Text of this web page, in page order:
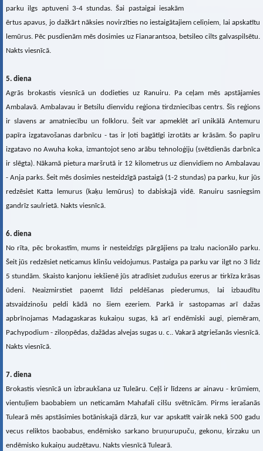
parku ilgs aptuveni 3-4 stundas. Šai pastaigai iesakām
ērtus apavus, jo dažkārt nāksies novirzīties no iestaigātajiem celiņiem, lai apskatītu
lemūrus. Pēc pusdienām mēs dosimies uz Fianarantsoa, betsileo cilts galvaspilsētu.
Nakts viesnīcā.
5. diena
Agrās brokastis viesnīcā un dodieties uz Ranuiru. Pa ceļam mēs apstājamies
Ambalavā. Ambalavau ir Betsilu dienvidu reģiona tirdzniecības centrs. Šis reģions
ir slavens ar amatniecību un folkloru. Šeit var apmeklēt arī unikālā Antemuru
papīra izgatavošanas darbnīcu - tas ir ļoti bagātīgi izrotāts ar krāsām. Šo papīru
izgatavo no Awuha koka, izmantojot seno arābu tehnoloģiju (svētdienās darbnīca
ir slēgta). Nākamā pietura maršrutā ir 12 kilometrus uz dienvidiem no Ambalavau
- Anja parks. Šeit mēs dosimies nesteidzīgā pastaigā (1-2 stundas) pa parku, kur jūs
redzēsiet Katta lemurus (kaķu lemūrus) to dabiskajā vidē. Ranuiru sasniegsim
gandrīz saulrietā. Nakts viesnīcā.
6. diena
No rīta, pēc brokastīm, mums ir nesteidzīgs pārgājiens pa Izalu nacionālo parku.
Šeit jūs redzēsiet neticamus klinšu veidojumus. Pastaiga pa parku var ilgt no 3 līdz
5 stundām. Skaisto kanjonu iekšienē jūs atradīsiet zudušus ezerus ar tirkīza krāsas
ūdeni. Neaizmirstiet paņemt līdzi peldēšanas piederumus, lai izbaudītu
atsvaidzinošu peldi kādā no šiem ezeriem. Parkā ir sastopamas arī dažas
apbrīnojamas Madagaskaras kukaiņu sugas, kā arī endēmiski augi, piemēram,
Pachypodium - ziloņpēdas, dažādas alvejas sugas u. c.. Vakarā atgriešanās viesnīcā.
Nakts viesnīcā.
7. diena
Brokastis viesnīcā un izbraukšana uz Tuleāru. Ceļš ir līdzens ar ainavu - krūmiem,
vientuļiem baobabiem un neticamām Mahafali cilšu svētnīcām. Pirms ierašanās
Tulearā mēs apstāsimies botāniskajā dārzā, kur var apskatīt vairāk nekā 500 gadu
vecus reliktos baobabus, endēmisko sarkano bruņurupuču, gekonu, ķirzaku un
endēmisko kukaiņu audzētavu. Nakts viesnīcā Tulearā.